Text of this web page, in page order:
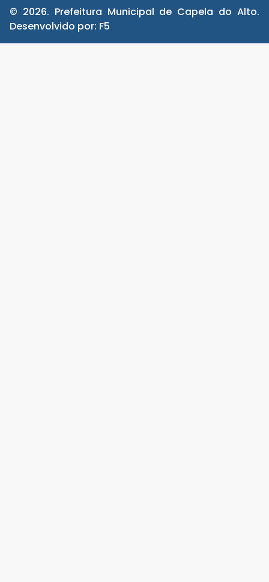
© 2026. Prefeitura Municipal de Capela do Alto.
Desenvolvido por: F5